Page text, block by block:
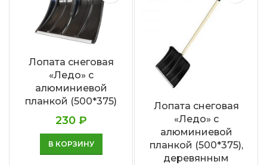
Лопата снеговая
«Ледо» с
алюминиевой
планкой (500*375)
230 ₽
В КОРЗИНУ
Лопата снеговая
«Ледо» с
алюминиевой
планкой (500*375),
деревянным